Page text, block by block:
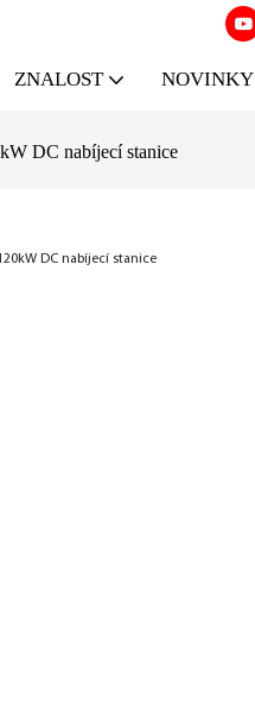
ZNALOST NOVINKY
DC nabíjecí stanice
DC nabíjecí stanice